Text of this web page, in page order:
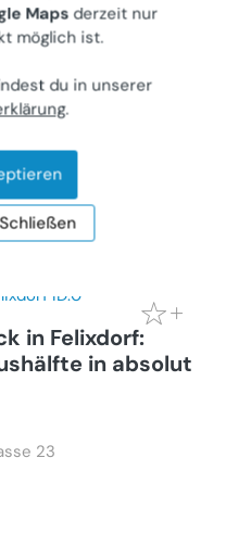
im Keller
in Felixdorf:
in absolut
23
Maps derzeit nur
möglich ist.
du in unserer
.